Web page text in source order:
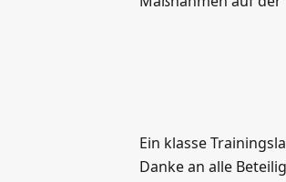
Ein klasse
Danke an alle